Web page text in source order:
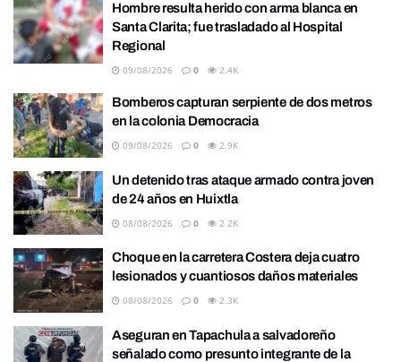
Hombre resulta herido con arma blanca en
Santa Clarita; fue trasladado al Hospital
Regional
09/08/2026 0 2.4K
Bomberos capturan serpiente de dos metros
en la colonia Democracia
09/08/2026 0 2.9K
Un detenido tras ataque armado contra joven
de 24 años en Huixtla
08/08/2026 0 2.2K
Choque en la carretera Costera deja cuatro
lesionados y cuantiosos daños materiales
08/08/2026 0 2.3K
Aseguran en Tapachula a salvadoreño
señalado como presunto integrante de la